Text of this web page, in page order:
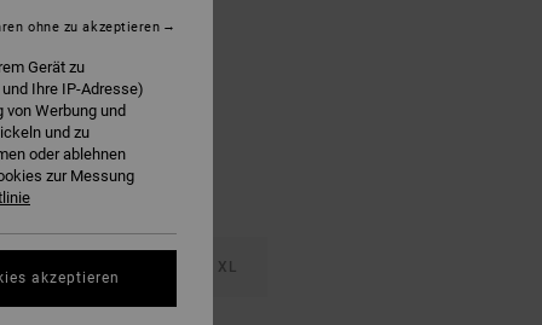
XL
Gerät zu
Ihre IP-Adresse)
Werbung und
und zu
oder ablehnen
zur Messung
ohne zu akzeptieren
akzeptieren